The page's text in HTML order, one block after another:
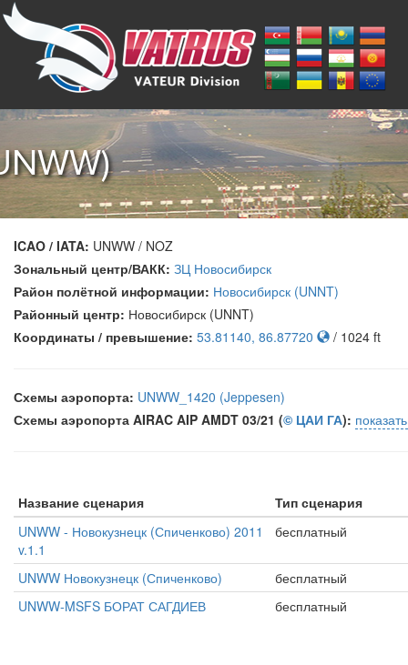
ICAO / IATA: UNWW / NOZ
Зональный центр/ВАКК: ЗЦ Новосибирск
Район полётной информации: Новосибирск (UNNT)
Районный центр: Новосибирск (UNNT)
Координаты / превышение: 53.81140, 86.87720 / 1024 ft
Схемы аэропорта: UNWW_1420 (Jeppesen)
Схемы аэропорта AIRAC AIP AMDT 03/21 (© ЦАИ ГА):
Название сценария
Тип сценария
UNWW - Новокузнецк (Спиченково) 2011
v.1.1
бесплатный
UNWW Новокузнецк (Спиченково)
бесплатный
UNWW-MSFS БОРАТ САГДИЕВ
бесплатный